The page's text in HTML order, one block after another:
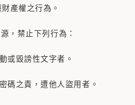
權之行為。
，禁止下列行為：
毀謗性文字者。
責，遭他人盜用者。